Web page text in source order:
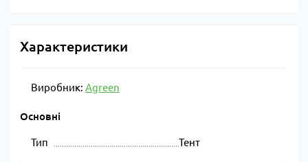
Характеристики
Виробник: Agreen
Основні
Тип Тент